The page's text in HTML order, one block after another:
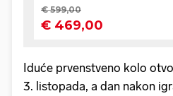
Iduće prvenstveno kolo
3. listopada, a dan nakon